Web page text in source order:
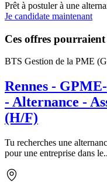
Prêt à postuler à une
Je candidate maintenant
Ces offres
BTS Gestion de la PME
Rennes -
- Alternance -
(H/F)
Tu recherches une
pour une entreprise dans